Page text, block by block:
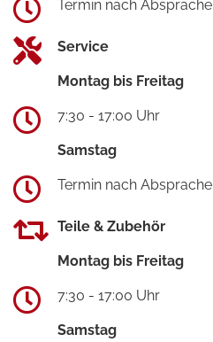
Termin nach Absprache
Service
Montag bis Freitag
7:30 - 17:00 Uhr
Samstag
Termin nach Absprache
Teile & Zubehör
Montag bis Freitag
7:30 - 17:00 Uhr
Samstag